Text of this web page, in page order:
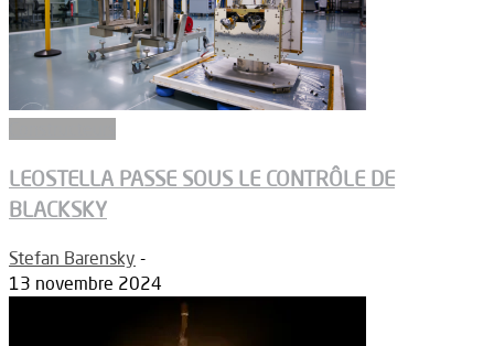
LEOSTELLA PASSE SOUS LE CONTRÔLE DE
BLACKSKY
Stefan Barensky -
13 novembre 2024